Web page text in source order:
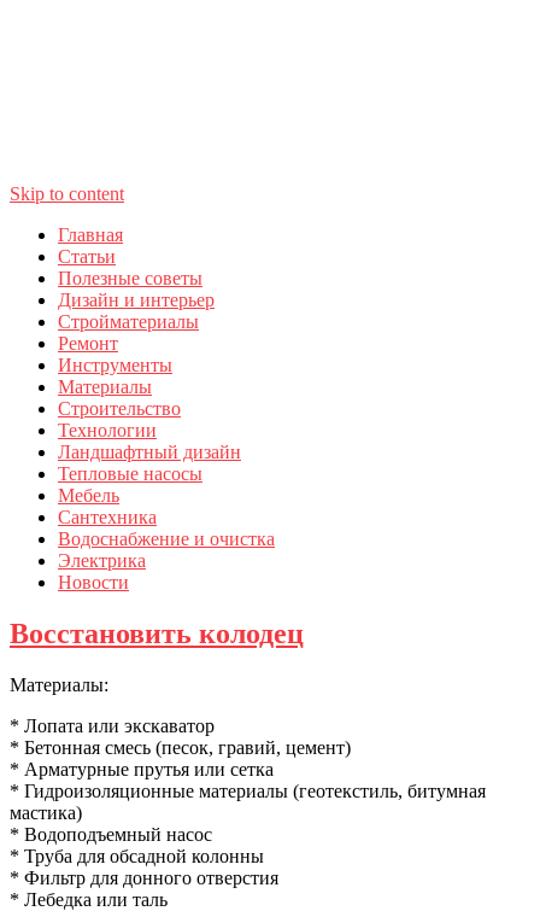
Skip to content
Главная
Статьи
Полезные советы
Дизайн и интерьер
Стройматериалы
Ремонт
Инструменты
Материалы
Строительство
Технологии
Ландшафтный дизайн
Тепловые насосы
Мебель
Сантехника
Водоснабжение и очистка
Электрика
Новости
Восстановить колодец
Материалы:
* Лопата или экскаватор
* Бетонная смесь (песок, гравий, цемент)
* Арматурные прутья или сетка
* Гидроизоляционные материалы (геотекстиль, битумная
мастика)
* Водоподъемный насос
* Труба для обсадной колонны
* Фильтр для донного отверстия
* Лебедка или таль